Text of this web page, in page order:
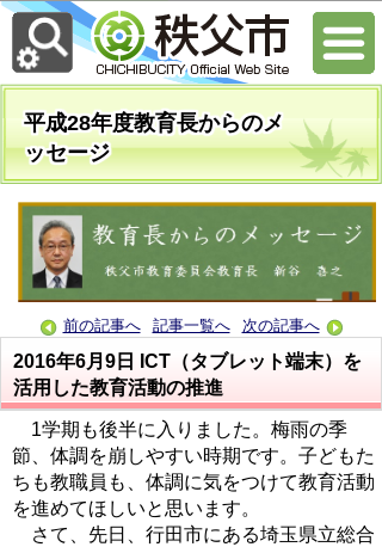
平成28年度教育長からのメ
ッセージ
前の記事へ 記事一覧へ 次の記事へ
2016年6月9日
ICT（タブレット端末）を
活用した教育活動の推進
1学期も後半に入りました。梅雨の季
節、体調を崩しやすい時期です。子どもた
ちも教職員も、体調に気をつけて教育活動
を進めてほしいと思います。
さて、先日、行田市にある埼玉県立総合